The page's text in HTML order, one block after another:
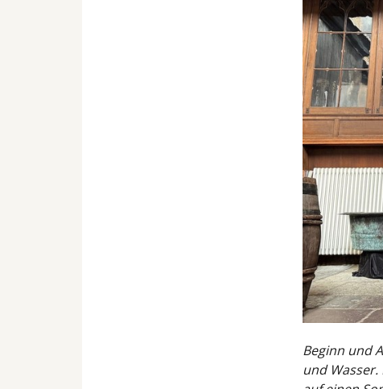
Beginn und
und